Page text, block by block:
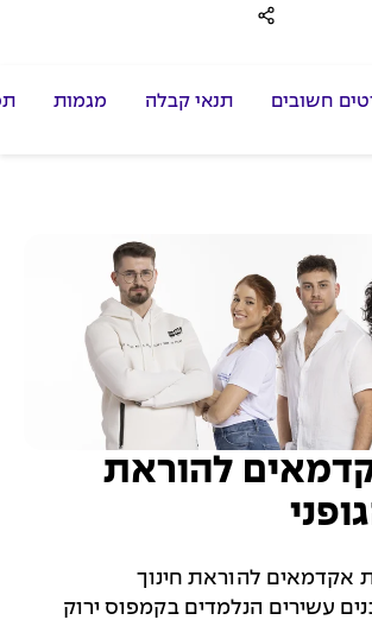
חשובים תנאי קבלה מגמות
להוראת
אקדמאים להוראת חינוך
עשירים הנלמדים בקמפוס ירוק